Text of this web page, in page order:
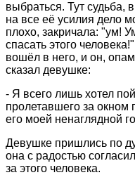
выбраться. Тут судьба,
на все её усилия дело
плохо, закричала: "ум!
спасать этого
вошёл в него, и он,
сказал девушке:
- Я всего лишь хотел
пролетавшего за окном
его моей ненаглядной
Девушке пришлись по
она с радостью
за этого человека.